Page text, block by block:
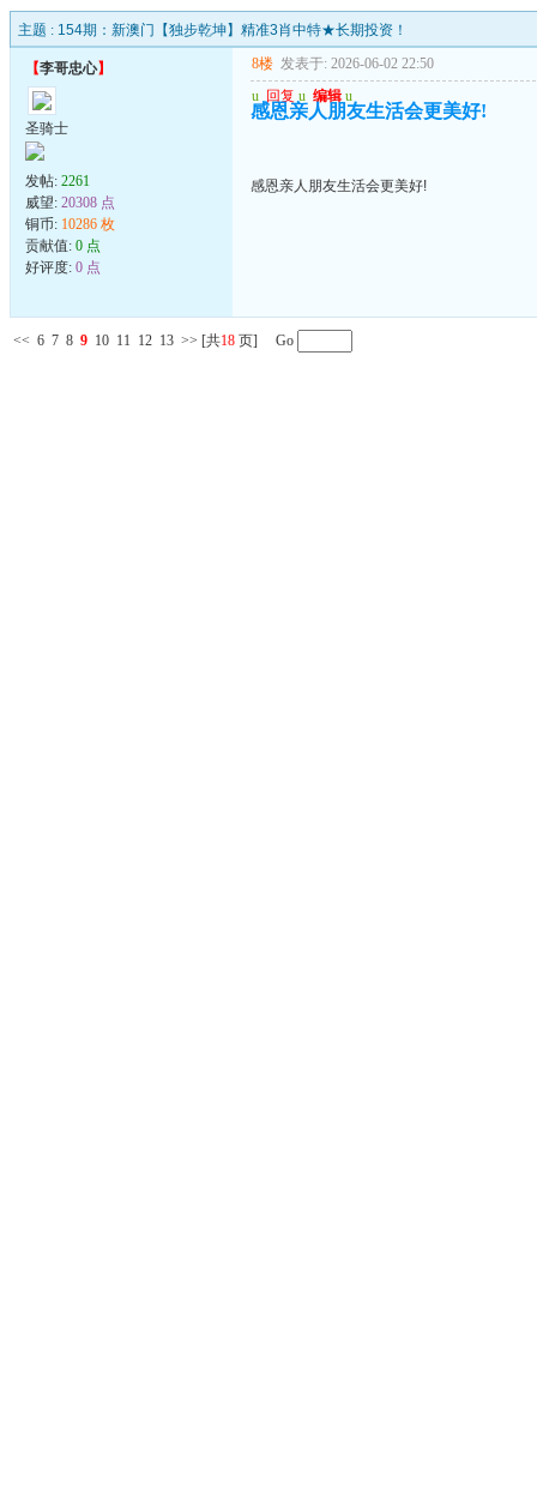
主题 : 154期：新澳门【独步乾坤】精准3肖中特★长期投资！
【李哥忠心】
圣骑士
发帖: 2261
威望: 20308 点
铜币: 10286 枚
贡献值: 0 点
好评度: 0 点
8楼 发表于: 2026-06-02 22:50
u 回复 u 编辑 u
感恩亲人朋友生活会更美好!
感恩亲人朋友生活会更美好!
<< 6 7 8 9 10 11 12 13 >> [共18 页] Go